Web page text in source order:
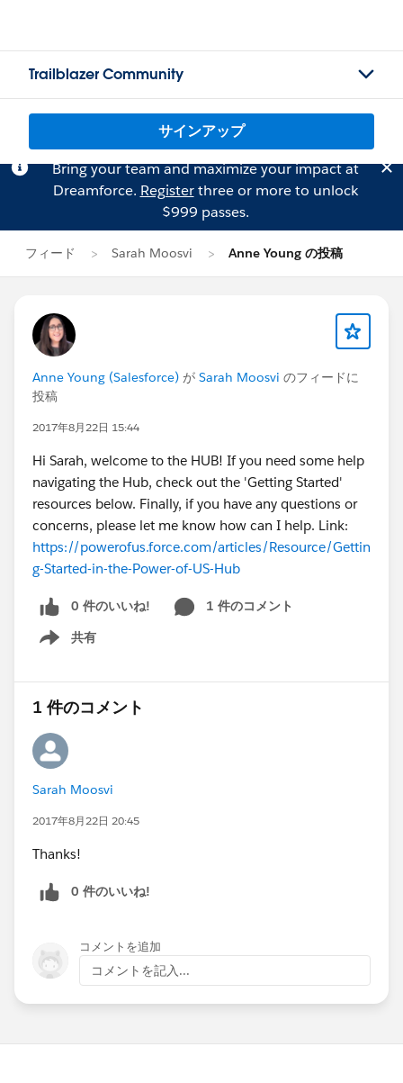
Trailblazer Community
サインアップ
Bring your team and maximize your impact at
Dreamforce. Registerthree or more to unlock
$999 passes.
フィード Sarah Moosvi Anne Young の投稿
Anne Young (Salesforce) が Sarah Moosvi のフィードに
投稿
2017年8月22日 15:44
Hi Sarah, welcome to the HUB! If you need some help
navigating the Hub, check out the 'Getting Started'
resources below. Finally, if you have any questions or
concerns, please let me know how can I help. Link:
https://powerofus.force.com/articles/Resource/Gettin
g-Started-in-the-Power-of-US-Hub
0 件のいいね!
1 件のコメント
共有
Show menu
1 件のコメント
Sarah Moosvi
2017年8月22日 20:45
Thanks!
0 件のいいね!
コメントを追加
コメントを記入...